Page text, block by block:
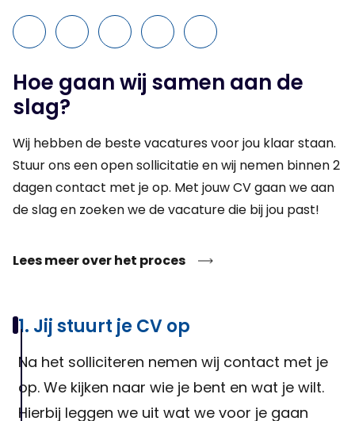
Hoe gaan wij samen aan de
slag?
Wij hebben de beste vacatures voor jou klaar staan.
Stuur ons een open sollicitatie en wij nemen binnen 2
dagen contact met je op. Met jouw CV gaan we aan
de slag en zoeken we de vacature die bij jou past!
Lees meer over het proces
1. Jij stuurt je CV op
Na het solliciteren nemen wij contact met je
op. We kijken naar wie je bent en wat je wilt.
Hierbij leggen we uit wat we voor je gaan